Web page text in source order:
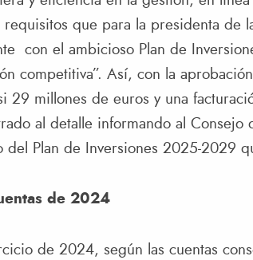
que para la presidenta de
con el ambicioso Plan de
competitiva”. Así, con la
29 millones de euros y una
al detalle informando al
del Plan de Inversiones 2025-2029
de 2024
de 2024, según las cuentas